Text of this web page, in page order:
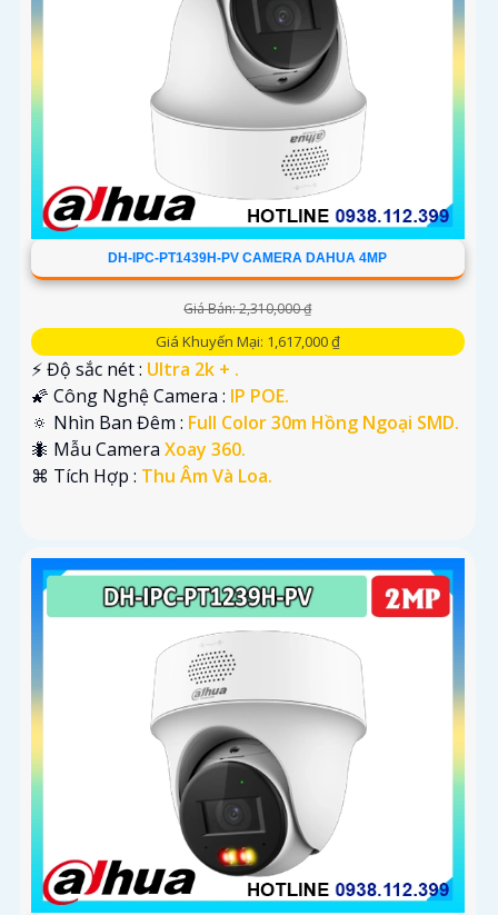
DH-IPC-PT1439H-PV CAMERA DAHUA 4MP
Giá Bán: 2,310,000 ₫
Giá Khuyến Mại: 1,617,000 ₫
️⚡ Độ sắc nét : Ultra 2k + .
🌠 Công Nghệ Camera : IP POE.
🔅 Nhìn Ban Đêm : Full Color 30m Hồng Ngoại SMD.
🐜 Mẫu Camera Xoay 360.
️⌘ Tích Hợp : Thu Âm Và Loa.